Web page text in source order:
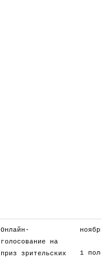
Онлайн-
голосование на
приз зрительских
1